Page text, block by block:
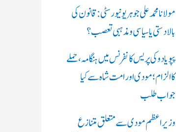
مولانا محمد علی جوہر یونیورسٹی: قانون کی
بالادستی یا سیاسی و مذہبی تعصب؟
پپو یادو کی پریس کانفرنس میں ہنگامہ، حملے
کا الزام؛ مودی اور امت شاہ سے کیا
جواب طلب
وزیر اعظم مودی سے متعلق متنازع